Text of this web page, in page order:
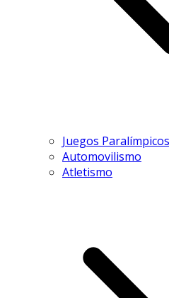
Juegos Paralímpicos
Automovilismo
Atletismo